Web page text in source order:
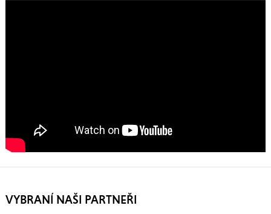
VYBRANÍ NAŠI PARTNEŘI